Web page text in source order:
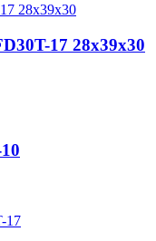
17 28x39x30